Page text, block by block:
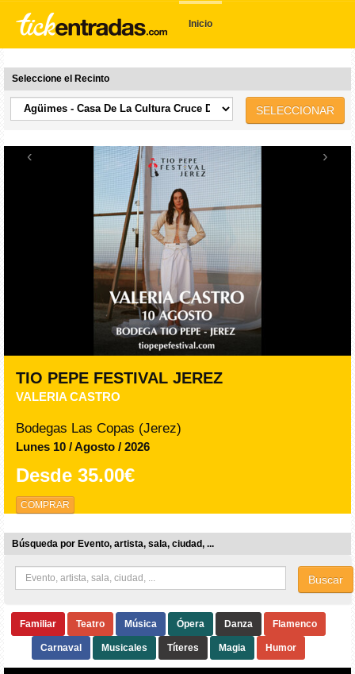
Inicio
Seleccione el Recinto
SELECCIONAR
‹ ›
TIO PEPE FESTIVAL JEREZ
VALERIA CASTRO
Bodegas Las Copas (Jerez)
Lunes 10 / Agosto / 2026
Desde 35.00€
COMPRAR
Búsqueda por Evento, artista, sala, ciudad, ...
Buscar
Familiar Teatro Música Ópera Danza Flamenco
Carnaval Musicales Títeres Magia Humor